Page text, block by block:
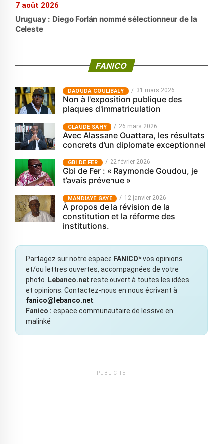
7 août 2026
Uruguay : Diego Forlán nommé sélectionneur de la
Celeste
FANICO
‎DAOUDA COULIBALY 31 mars 2026
Non à l'exposition publique des
plaques d'immatriculation
CLAUDE SAHY 26 mars 2026
Avec Alassane Ouattara, les résultats
concrets d’un diplomate exceptionnel
GBI DE FER 22 février 2026
Gbi de Fer : « Raymonde Goudou, je
t’avais prévenue »
MANDIAYE GAYE 12 janvier 2026
À propos de la révision de la
constitution et la réforme des
institutions.
Partagez sur notre espace FANICO*vos opinions
et/ou lettres ouvertes, accompagnées de votre
photo.
Lebanco.net reste ouvert à toutes les idées
et opinions. Contactez-nous en nous écrivant à
fanico@lebanco.net
Fanico : espace communautaire de lessive en
malinké
PUBLICITÉ